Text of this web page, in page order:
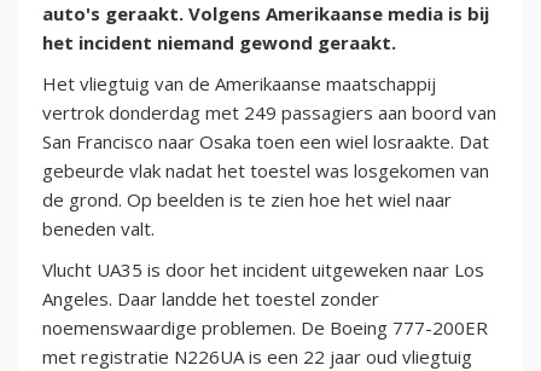
auto's geraakt. Volgens Amerikaanse media is bij
het incident niemand gewond geraakt.
Het vliegtuig van de Amerikaanse maatschappij
vertrok donderdag met 249 passagiers aan boord van
San Francisco naar Osaka toen een wiel losraakte. Dat
gebeurde vlak nadat het toestel was losgekomen van
de grond. Op beelden is te zien hoe het wiel naar
beneden valt.
Vlucht UA35 is door het incident uitgeweken naar Los
Angeles. Daar landde het toestel zonder
noemenswaardige problemen. De Boeing 777-200ER
met registratie N226UA is een 22 jaar oud vliegtuig